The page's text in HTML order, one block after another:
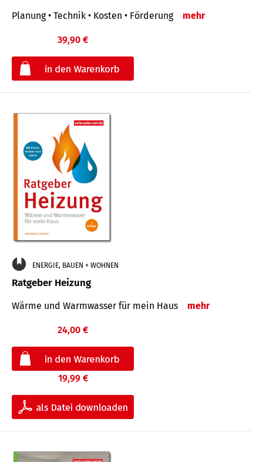
Planung • Technik • Kosten • Förderung mehr
39,90 €
ENERGIE, BAUEN + WOHNEN
Ratgeber Heizung
Wärme und Warmwasser für mein Haus mehr
24,00 €
19,99 €